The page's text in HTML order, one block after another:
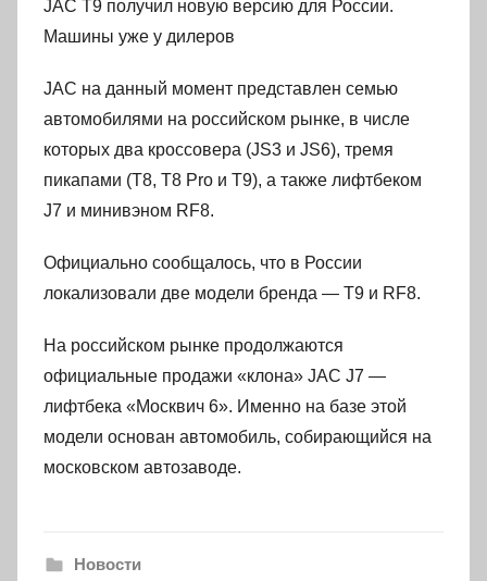
JAC T9 получил новую версию для России.
Машины уже у дилеров
JAC на данный момент представлен семью
автомобилями на российском рынке, в числе
которых два кроссовера (JS3 и JS6), тремя
пикапами (T8, T8 Pro и T9), а также лифтбеком
J7 и минивэном RF8.
Официально сообщалось, что в России
локализовали две модели бренда — T9 и RF8.
На российском рынке продолжаются
официальные продажи «клона» JAC J7 —
лифтбека «Москвич 6». Именно на базе этой
модели основан автомобиль, собирающийся на
московском автозаводе.
Новости